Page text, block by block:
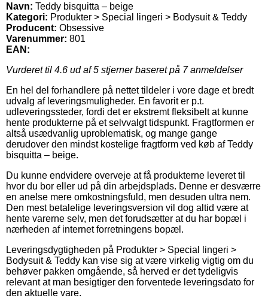
Navn: Teddy bisquitta – beige
Kategori: Produkter > Special lingeri > Bodysuit & Teddy
Producent: Obsessive
Varenummer: 801
EAN:
Vurderet til 4.6 ud af 5 stjerner baseret på 7anmeldelser
En hel del forhandlere på nettet tildeler i vore dage et bredt
udvalg af leveringsmuligheder. En favorit er p.t.
udleveringssteder, fordi det er ekstremt fleksibelt at kunne
hente produkterne på et selvvalgt tidspunkt. Fragtformen er
altså usædvanlig uproblematisk, og mange gange
derudover den mindst kostelige fragtform ved køb af Teddy
bisquitta – beige.
Du kunne endvidere overveje at få produkterne leveret til
hvor du bor eller ud på din arbejdsplads. Denne er desværre
en anelse mere omkostningsfuld, men desuden ultra nem.
Den mest betalelige leveringsversion vil dog altid være at
hente varerne selv, men det forudsætter at du har bopæl i
nærheden af internet forretningens bopæl.
Leveringsdygtigheden på Produkter > Special lingeri >
Bodysuit & Teddy kan vise sig at være virkelig vigtig om du
behøver pakken omgående, så herved er det tydeligvis
relevant at man besigtiger den forventede leveringsdato for
den aktuelle vare.